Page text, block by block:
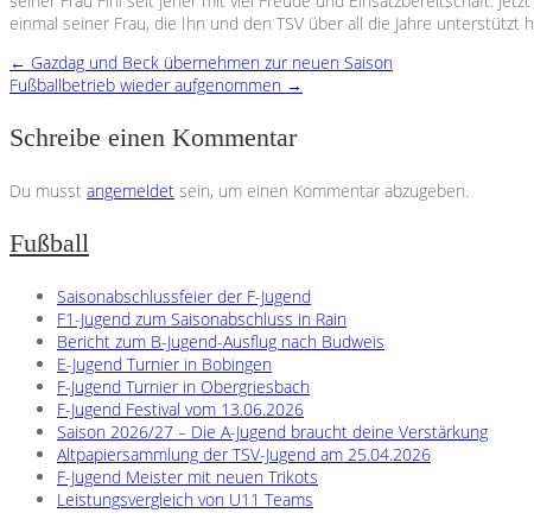
einmal seiner Frau, die Ihn und den TSV über all die Jahre unterstützt
← Gazdag und Beck übernehmen zur neuen Saison
Fußballbetrieb wieder aufgenommen →
Schreibe einen Kommentar
Du musst angemeldet sein, um einen Kommentar abzugeben.
Fußball
Saisonabschlussfeier der F-Jugend
F1-Jugend zum Saisonabschluss in Rain
Bericht zum B-Jugend-Ausflug nach Budweis
E-Jugend Turnier in Bobingen
F-Jugend Turnier in Obergriesbach
F-Jugend Festival vom 13.06.2026
Saison 2026/27 – Die A-Jugend braucht deine Verstärkung
Altpapiersammlung der TSV-Jugend am 25.04.2026
F-Jugend Meister mit neuen Trikots
Leistungsvergleich von U11 Teams